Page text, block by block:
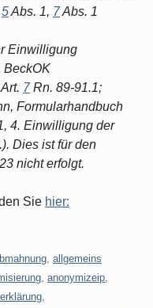
5Abs. 1, 7Abs. 1
Einwilligung
BeckOK
7Rn. 89-91.1;
Formularhandbuch
4. Einwilligung der
Dies ist für den
nicht erfolgt.
Sie hier:
allgemeins
anonymizeip